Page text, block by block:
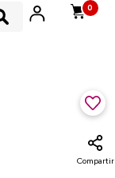
0
Compartir